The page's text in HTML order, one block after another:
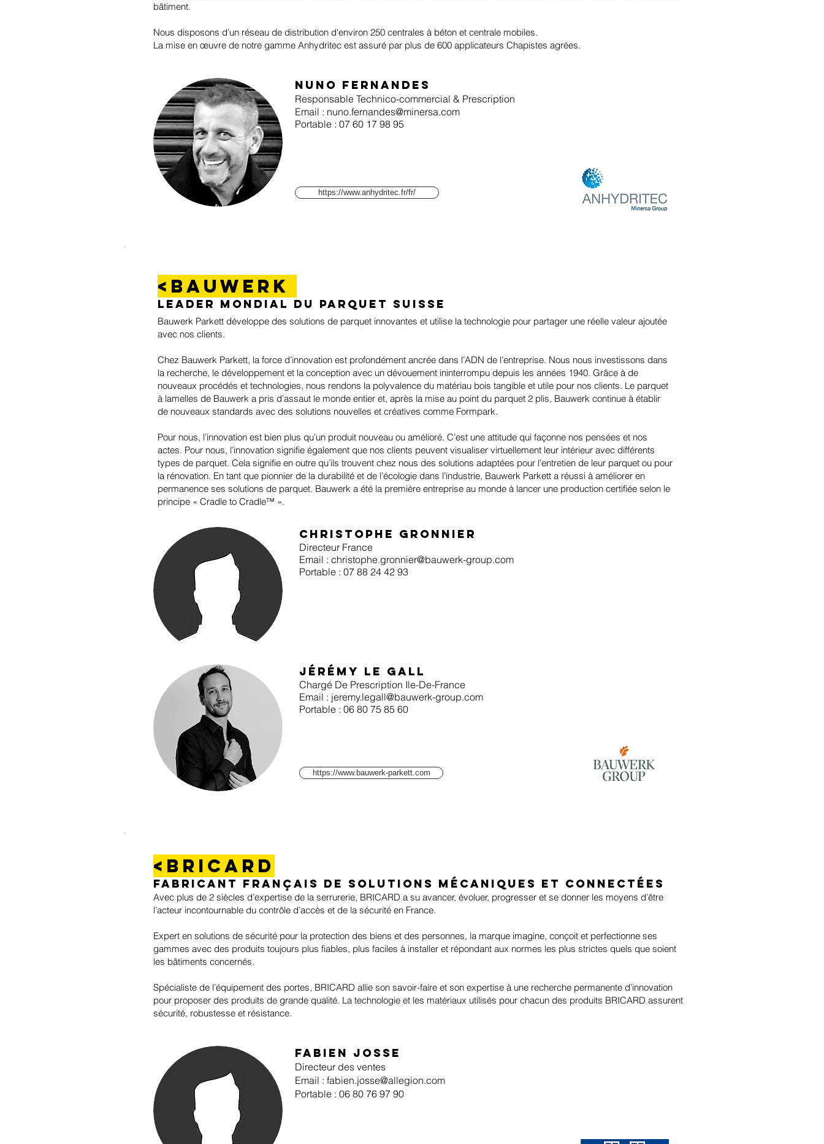
bâtiment.
Nous disposons d'un réseau de distribution d'environ 250 centrales à béton et centrale mobiles.
La mise en œuvre de notre gamme Anhydritec est assuré par plus de 600 applicateurs Chapistes agrées.
Nuno Fernandes
Responsable Technico-commercial & Prescription
Email : nuno.fernandes@minersa.com
Portable : 07 60 17 98 95
https://www.anhydritec.fr/fr/
<BAUWERK
LEADER MONDIAL DU PARQUET SUISSE
Bauwerk Parkett développe des solutions de parquet innovantes et utilise la technologie pour partager une réelle valeur ajoutée
avec nos clients.
Chez Bauwerk Parkett, la force d’innovation est profondément ancrée dans l’ADN de l’entreprise. Nous nous investissons dans
la recherche, le développement et la conception avec un dévouement ininterrompu depuis les années 1940. Grâce à de
nouveaux procédés et technologies, nous rendons la polyvalence du matériau bois tangible et utile pour nos clients. Le parquet
à lamelles de Bauwerk a pris d’assaut le monde entier et, après la mise au point du parquet 2 plis, Bauwerk continue à établir
de nouveaux standards avec des solutions nouvelles et créatives comme Formpark.
Pour nous, l’innovation est bien plus qu’un produit nouveau ou amélioré. C’est une attitude qui façonne nos pensées et nos
actes. Pour nous, l’innovation signifie également que nos clients peuvent visualiser virtuellement leur intérieur avec différents
types de parquet. Cela signifie en outre qu’ils trouvent chez nous des solutions adaptées pour l’entretien de leur parquet ou pour
la rénovation. En tant que pionnier de la durabilité et de l’écologie dans l’industrie, Bauwerk Parkett a réussi à améliorer en
permanence ses solutions de parquet. Bauwerk a été la première entreprise au monde à lancer une production certifiée selon le
principe « Cradle to Cradle™ ».
Christophe Gronnier
Directeur France
Email : christophe.gronnier@bauwerk-group.com
Portable : 07 88 24 42 93
https://www.bauwerk-parkett.com
Jérémy le gall
Chargé De Prescription Ile-De-France
Email : jeremy.legall@bauwerk-group.com
Portable : 06 80 75 85 60
<bricard
Fabricant français de solutions mécaniques et connectées
Avec plus de 2 siècles d’expertise de la serrurerie, BRICARD a su avancer, évoluer, progresser et se donner les moyens d’être
l’acteur incontournable du contrôle d’accès et de la sécurité en France.
Expert en solutions de sécurité pour la protection des biens et des personnes, la marque imagine, conçoit et perfectionne ses
gammes avec des produits toujours plus fiables, plus faciles à installer et répondant aux normes les plus strictes quels que soient
les bâtiments concernés.
Spécialiste de l’équipement des portes, BRICARD allie son savoir-faire et son expertise à une recherche permanente d’innovation
pour proposer des produits de grande qualité. La technologie et les matériaux utilisés pour chacun des produits BRICARD assurent
sécurité, robustesse et résistance.
Fabien Josse
Directeur des ventes
Email : fabien.josse@allegion.com
Portable : 06 80 76 97 90